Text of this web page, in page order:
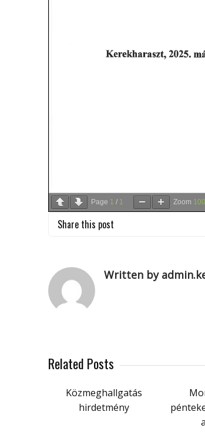
Page 1 / 1 Zoom
Share this post
Written by
Related Posts
Közmeghallgatás
hirdetmény